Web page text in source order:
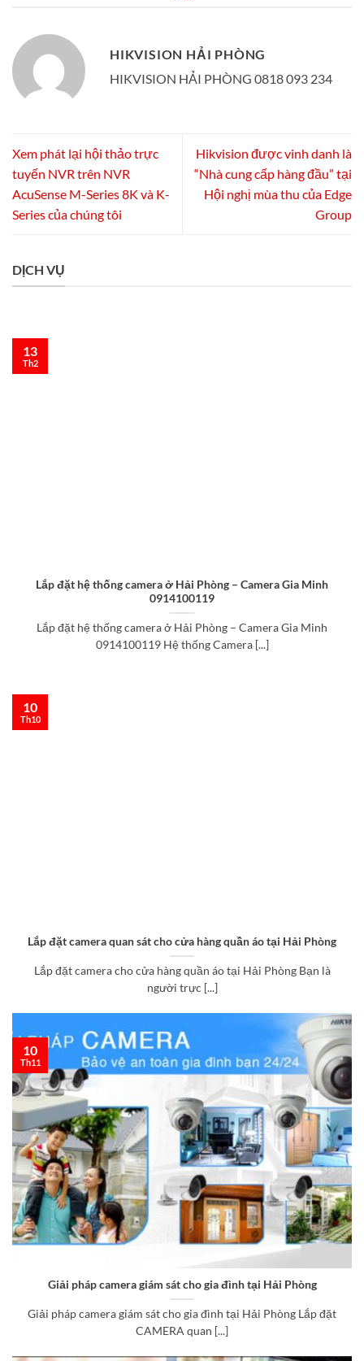
HIKVISION HẢI PHÒNG
HIKVISION HẢI PHÒNG 0818 093 234
Xem phát lại hội thảo trực
tuyến NVR trên NVR
AcuSense M-Series 8K và K-
Series của chúng tôi
Hikvision được vinh danh là
“Nhà cung cấp hàng đầu” tại
Hội nghị mùa thu của Edge
Group
DỊCH VỤ
Lắp đặt hệ thống camera ở Hải Phòng – Camera Gia Minh
0914100119
Lắp đặt hệ thống camera ở Hải Phòng – Camera Gia Minh
0914100119 Hệ thống Camera [...]
13
Th2
Lắp đặt camera quan sát cho cửa hàng quần áo tại Hải Phòng
Lắp đặt camera cho cửa hàng quần áo tại Hải Phòng Bạn là
người trực [...]
10
Th10
Giải pháp camera giám sát cho gia đình tại Hải Phòng
Giải pháp camera giám sát cho gia đình tại Hải Phòng Lắp đặt
CAMERA quan [...]
10
Th11